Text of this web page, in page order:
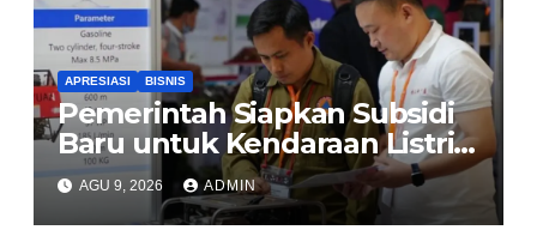
APRESIASI BISNIS
Pemerintah Siapkan Subsidi
Baru untuk Kendaraan Listrik
di 2026
AGU 9, 2026 ADMIN